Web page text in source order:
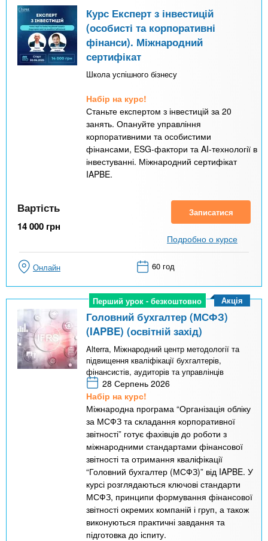
Курс Експерт з інвестицій
(особисті та корпоративні
фінанси). Міжнародний
сертифікат
Школа успішного бізнесу
Набір на курс!
Станьте експертом з інвестицій за 20
занять. Опануйте управління
корпоративними та особистими
фінансами, ESG-фактори та AI-технології в
інвестуванні. Міжнародний сертифікат
IAPBE.
Вартість
14 000 грн
Записатися
Подробно о курсе
Онлайн 60 год
Перший урок - безкоштовно
Перший урок - безкоштовно
Головний бухгалтер (МСФЗ)
(IAPBE) (освітній захід)
Alterra, Міжнародний центр методології та
підвищення кваліфікації бухгалтерів,
фінансистів, аудиторів та управлінців
28 Серпень 2026
Набір на курс!
Міжнародна програма “Організація обліку
за МСФЗ та складання корпоративної
звітності” готує фахівців до роботи з
міжнародними стандартами фінансової
звітності та отримання кваліфікації
“Головний бухгалтер (МСФЗ)” від IAPBE. У
курсі розглядаються ключові стандарти
МСФЗ, принципи формування фінансової
звітності окремих компаній і груп, а також
виконуються практичні завдання та
підготовка до іспиту.
Акція